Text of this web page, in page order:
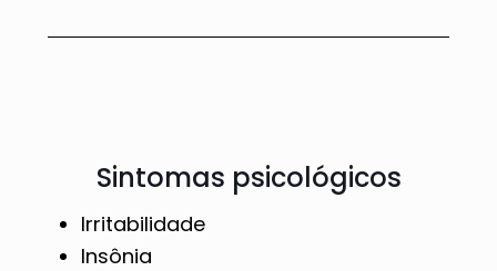
Sintomas psicológicos
Irritabilidade
Insônia